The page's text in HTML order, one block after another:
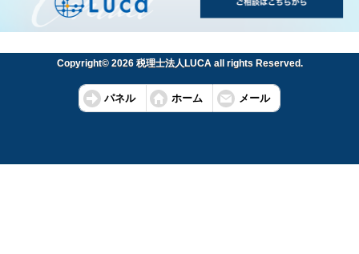
Copyright© 2026 税理士法人LUCA all rights Reserved.
パネル ホーム メール